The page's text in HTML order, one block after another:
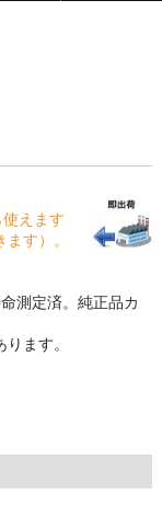
えます
す）。
測定済。純正品カ
ます。